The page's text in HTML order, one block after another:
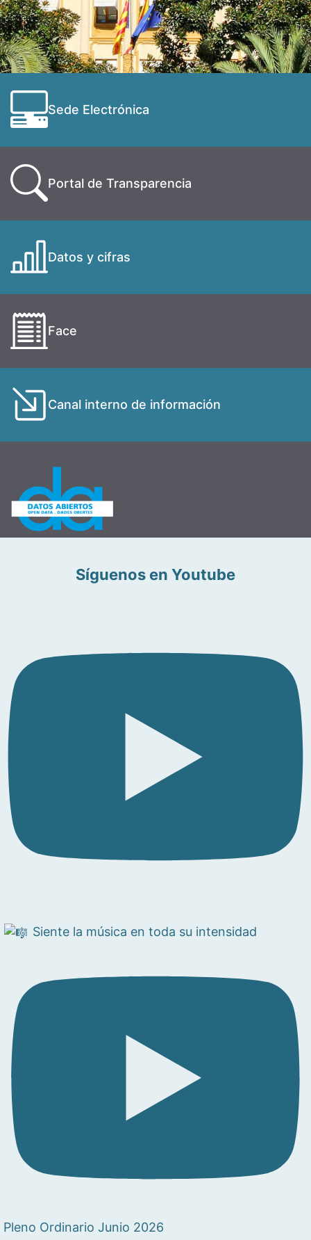
Sede Electrónica
Portal de Transparencia
Datos y cifras
Face
Canal interno de información
Síguenos en Youtube
Siente la música en toda su intensidad
Pleno Ordinario Junio 2026